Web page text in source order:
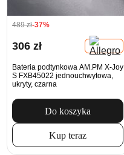
489 zł-37%
306 zł
Bateria podtynkowa AM.PM X-Joy
S FXB45022 jednouchwytowa,
ukryty, czarna
Do koszyka
Kup teraz